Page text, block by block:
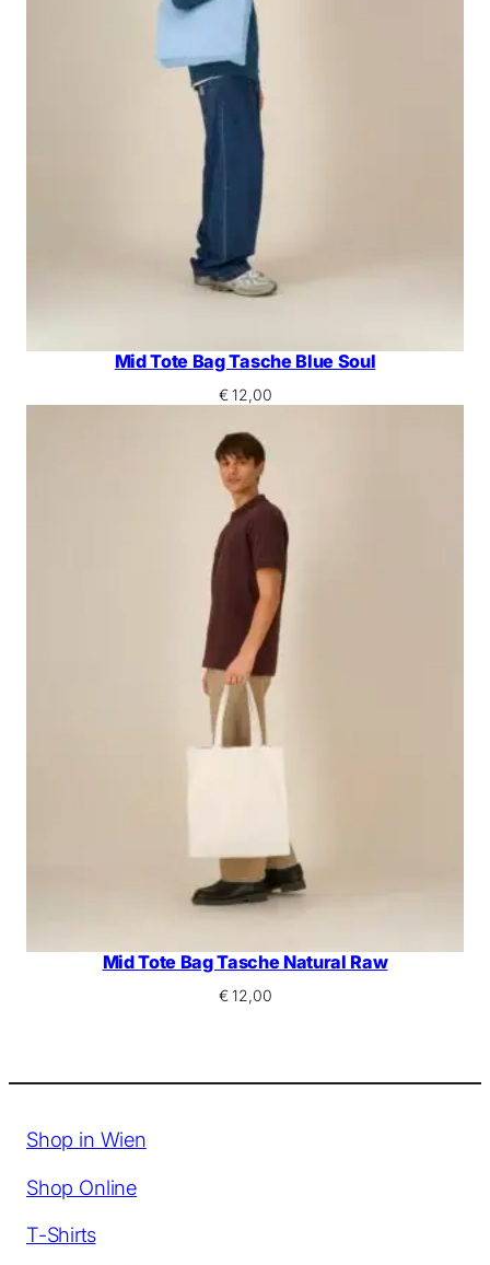
Mid Tote Bag Tasche Blue Soul
€12,00
Mid Tote Bag Tasche Natural Raw
€12,00
Shop in Wien
Shop Online
T-Shirts